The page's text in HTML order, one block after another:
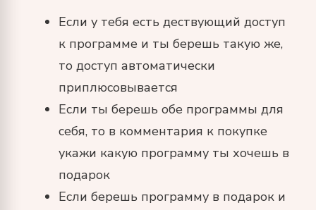
Если у тебя есть дествующий доступ
к программе и ты берешь такую же,
то доступ автоматически
приплюсовывается
Если ты берешь обе программы для
себя, то в комментария к покупке
укажи какую программу ты хочешь в
подарок
Если берешь программу в подарок и